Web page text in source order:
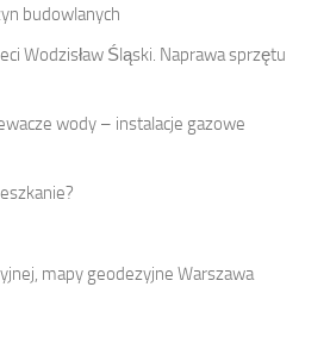
budowlanych
Wodzisław Śląski. Naprawa sprzętu
wody – instalacje gazowe
mapy geodezyjne Warszawa